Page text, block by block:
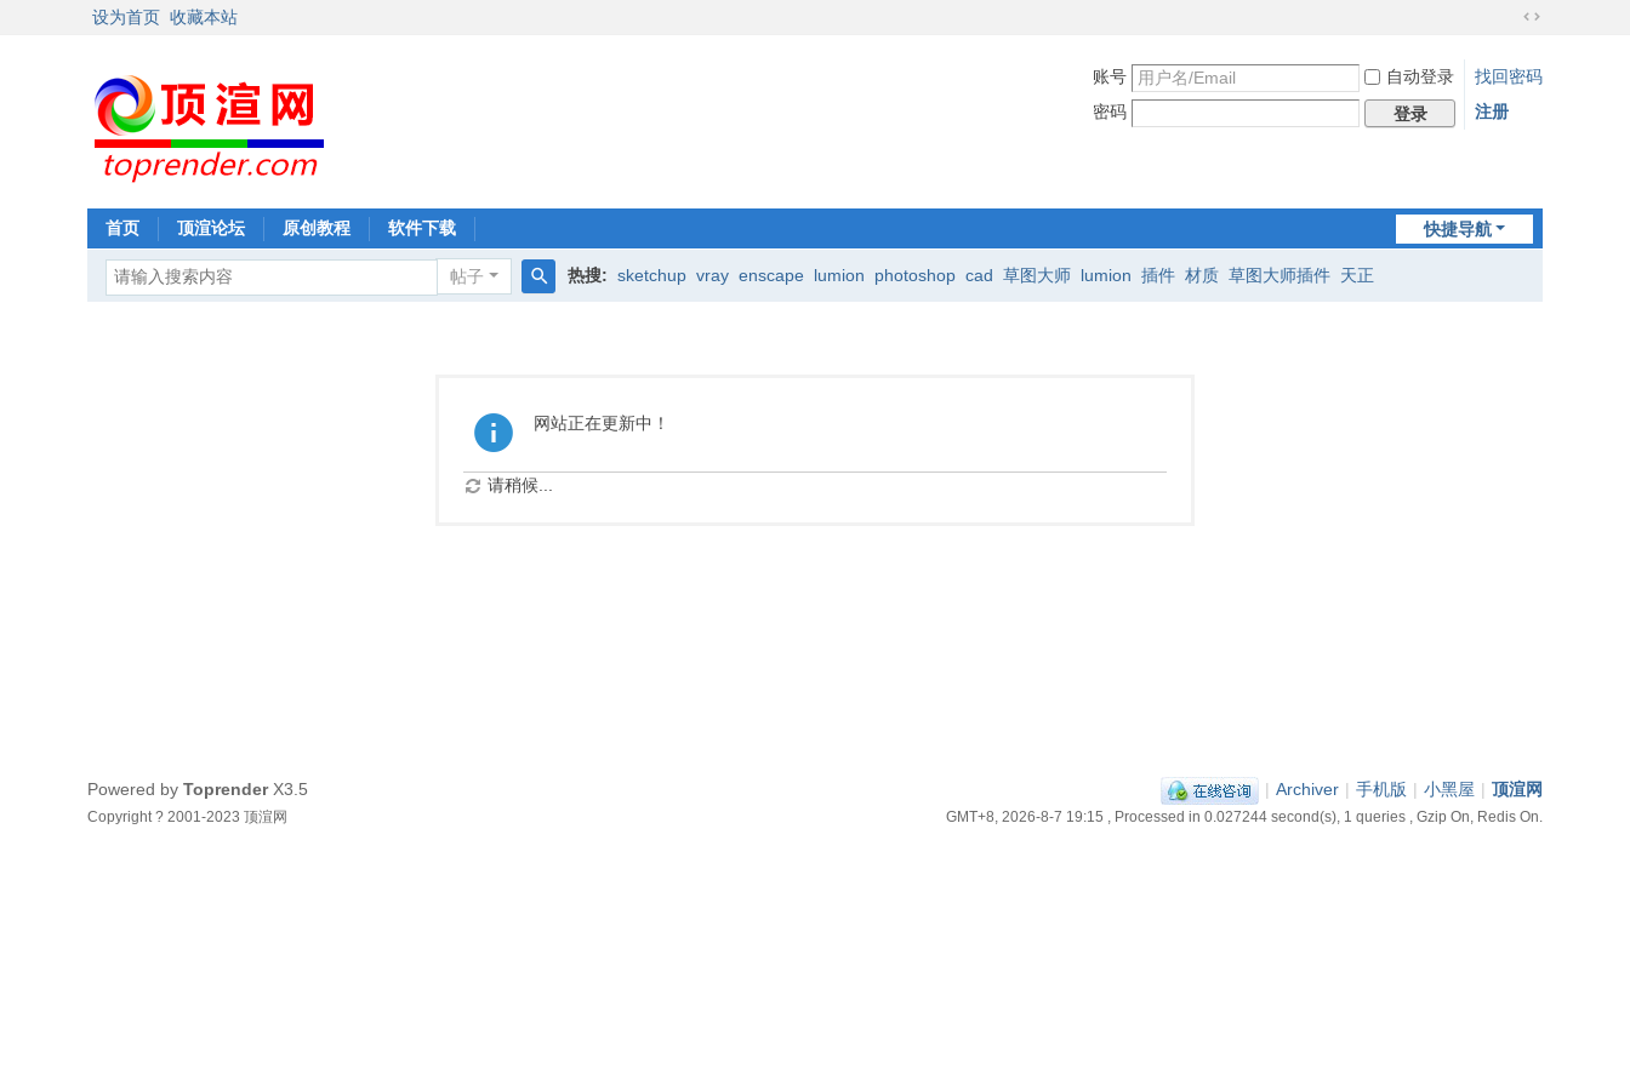
设为首页 收藏本站
到
账号 自动登录
找回密码
密码
登录 注册
快捷导航
首页 顶渲论坛 原创教程 软件下载
帖子 热搜: sketchup vray enscape lumion photoshop cad 草图大师 lumion 插件 材质 草图大师插件 天正
网站正在更新中！
请稍候...
| Archiver | 手机版 | 小黑屋 | 顶渲网
GMT+8, 2026-8-7 19:15 , Processed in 0.027244 second(s), 1 queries , Gzip On, Redis On.
Powered by Toprender X3.5
Copyright ? 2001-2023 顶渲网